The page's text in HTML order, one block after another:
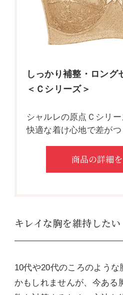
しっかり補整・ロング
＜Ｃシリーズ＞
シャルレの原点Ｃシリ
快適な着け心地で差がつ
商品の詳細
キレイな胸を維持した
10代や20代のころのよう
かもしれませんが、今ある